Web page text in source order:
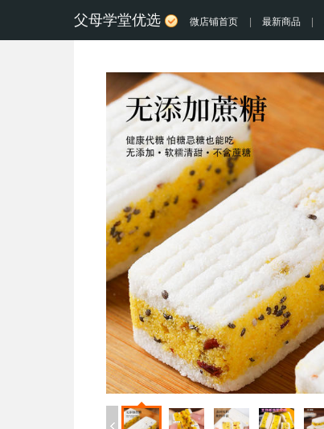
父母学堂优选 微店铺首页 最新商品